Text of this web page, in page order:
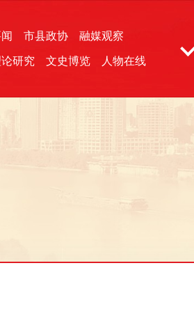
市县政协 融媒观察
研究 文史博览 人物在线